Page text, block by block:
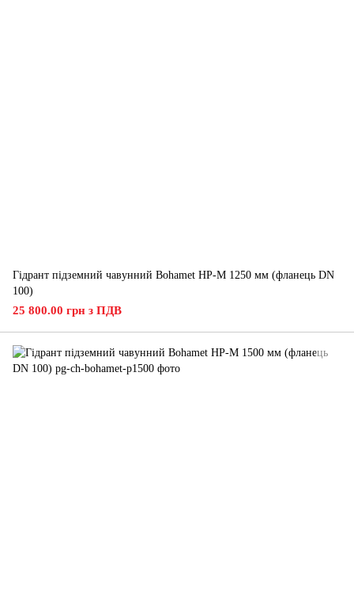
Гідрант підземний чавунний Bohamet HP-M 1250 мм (фланець DN
100)
25 800.00 грн з ПДВ